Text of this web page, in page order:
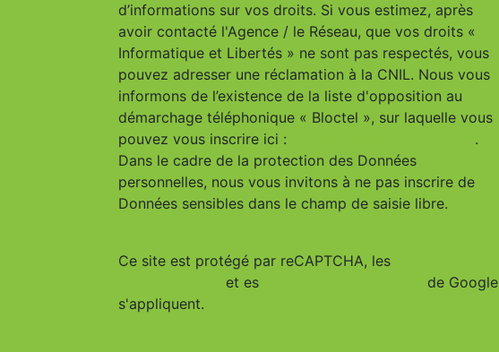
d’informations sur vos droits. Si vous estimez, après
avoir contacté l'Agence / le Réseau, que vos droits «
Informatique et Libertés » ne sont pas respectés, vous
pouvez adresser une réclamation à la CNIL. Nous vous
informons de l’existence de la liste d'opposition au
démarchage téléphonique « Bloctel », sur laquelle vous
pouvez vous inscrire ici :
.
Dans le cadre de la protection des Données
personnelles, nous vous invitons à ne pas inscrire de
Données sensibles dans le champ de saisie libre.
Ce site est protégé par reCAPTCHA, les
et es
de Google
s'appliquent.